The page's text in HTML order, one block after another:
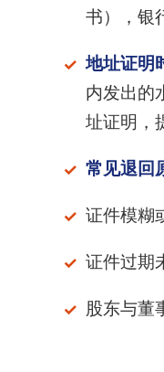
书），银
地址证明
内发出的
址证明，
常见退回
证件模糊
证件过期
股东与董